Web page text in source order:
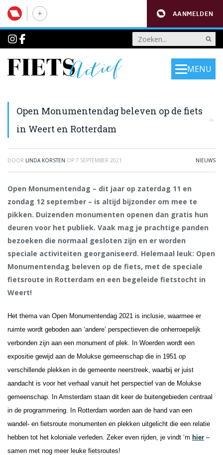
AANMELDEN
MENU
Open Monumentendag beleven op de fiets
in Weert en Rotterdam
DOOR LINDA KORSTEN OP 7 SEPTEMBER 2021 NIEUWS
Open Monumentendag – dit jaar op zaterdag 11 en
zondag 12 september – is altijd bijzonder om mee te
pikken. Duizenden monumenten openen dan gratis hun
deuren voor het publiek. Vaak mag je prachtige panden
bezoeken die normaal gesloten zijn en er worden
speciale activiteiten georganiseerd. Helemaal leuk: Open
Monumentendag beleven op de fiets, met de speciale
fietsroute in Rotterdam en een begeleide fietstocht in
Weert!
Het thema van Open Monumentendag 2021 is inclusie, waarmee er
ruimte wordt geboden aan ‘andere’ perspectieven die onherroepelijk
verbonden zijn aan een monument of plek. In Woerden wordt een
expositie gewijd aan de Molukse gemeenschap die in 1951 op
verschillende plekken in de gemeente neerstreek, waarbij er juist
aandacht is voor het verhaal vanuit het perspectief van de Molukse
gemeenschap. In Amsterdam staan dit keer de buitengebieden centraal
in de programmering. In Rotterdam worden aan de hand van een
wandel- en fietsroute monumenten en plekken uitgelicht die een relatie
hebben tot het koloniale verleden. Zeker even rijden, je vindt ‘m hier –
samen met nog meer leuke fietsroutes!